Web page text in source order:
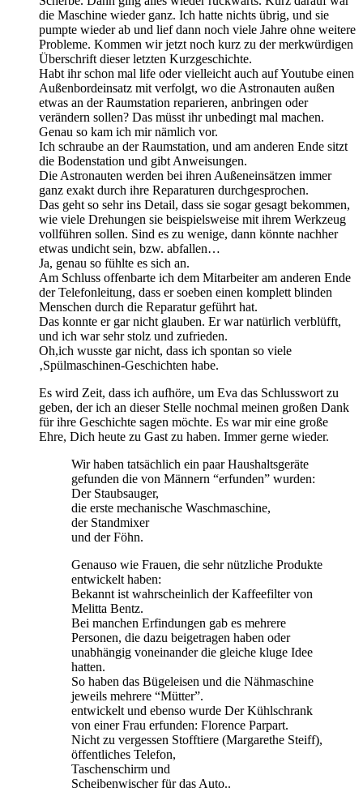
die Maschine wieder ganz. Ich hatte nichts übrig, und sie
pumpte wieder ab und lief dann noch viele Jahre ohne weitere
Probleme. Kommen wir jetzt noch kurz zu der merkwürdigen
Überschrift dieser letzten Kurzgeschichte.
Habt ihr schon mal life oder vielleicht auch auf Youtube einen
Außenbordeinsatz mit verfolgt, wo die Astronauten außen
etwas an der Raumstation reparieren, anbringen oder
verändern sollen? Das müsst ihr unbedingt mal machen.
Genau so kam ich mir nämlich vor.
Ich schraube an der Raumstation, und am anderen Ende sitzt
die Bodenstation und gibt Anweisungen.
Die Astronauten werden bei ihren Außeneinsätzen immer
ganz exakt durch ihre Reparaturen durchgesprochen.
Das geht so sehr ins Detail, dass sie sogar gesagt bekommen,
wie viele Drehungen sie beispielsweise mit ihrem Werkzeug
vollführen sollen. Sind es zu wenige, dann könnte nachher
etwas undicht sein, bzw. abfallen…
Ja, genau so fühlte es sich an.
Am Schluss offenbarte ich dem Mitarbeiter am anderen Ende
der Telefonleitung, dass er soeben einen komplett blinden
Menschen durch die Reparatur geführt hat.
Das konnte er gar nicht glauben. Er war natürlich verblüfft,
und ich war sehr stolz und zufrieden.
Oh,ich wusste gar nicht, dass ich spontan so viele
‚Spülmaschinen-Geschichten habe.
Es wird Zeit, dass ich aufhöre, um Eva das Schlusswort zu
geben, der ich an dieser Stelle nochmal meinen großen Dank
für ihre Geschichte sagen möchte. Es war mir eine große
Ehre, Dich heute zu Gast zu haben. Immer gerne wieder.
Wir haben tatsächlich ein paar Haushaltsgeräte
gefunden die von Männern “erfunden” wurden:
Der Staubsauger,
die erste mechanische Waschmaschine,
der Standmixer
und der Föhn.
Genauso wie Frauen, die sehr nützliche Produkte
entwickelt haben:
Bekannt ist wahrscheinlich der Kaffeefilter von
Melitta Bentz.
Bei manchen Erfindungen gab es mehrere
Personen, die dazu beigetragen haben oder
unabhängig voneinander die gleiche kluge Idee
hatten.
So haben das Bügeleisen und die Nähmaschine
jeweils mehrere “Mütter”.
entwickelt und ebenso wurde Der Kühlschrank
von einer Frau erfunden: Florence Parpart.
Nicht zu vergessen Stofftiere (Margarethe Steiff),
öffentliches Telefon,
Taschenschirm und
Scheibenwischer für das Auto..